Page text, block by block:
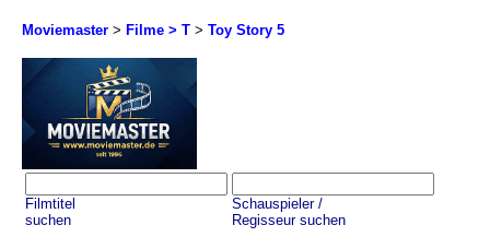
Moviemaster > Filme > T > Toy Story 5
Filmtitel
suchen
Schauspieler /
Regisseur suchen